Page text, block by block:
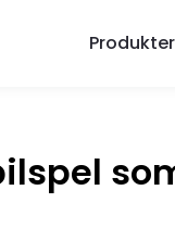
Produkter